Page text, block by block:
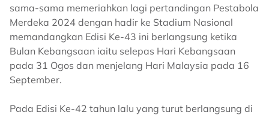
sama-sama memeriahkan lagi pertandingan Pestabola
Merdeka 2024 dengan hadir ke Stadium Nasional
memandangkan Edisi Ke-43 ini berlangsung ketika
Bulan Kebangsaan iaitu selepas Hari Kebangsaan
pada 31 Ogos dan menjelang Hari Malaysia pada 16
September.
Pada Edisi Ke-42 tahun lalu yang turut berlangsung di